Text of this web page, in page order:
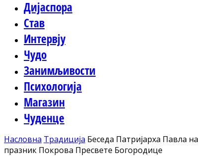
Дијаспора
Став
Интервју
Чудо
Занимљивости
Психологија
Магазин
Чуденце
Насловна Традиција Беседа Патријарха Павла на
празник Покрова Пресвете Богородице